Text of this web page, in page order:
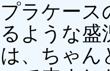
プラケース
るような盛
は、ちゃん